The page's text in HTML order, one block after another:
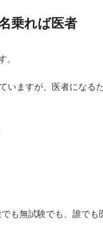
乗れば医者
いますが、 医者になる
も無試験でも、誰でも